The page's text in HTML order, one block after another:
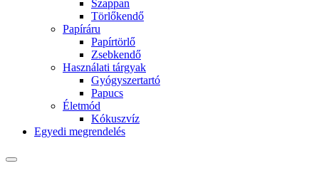
Szappan
Törlőkendő
Papíráru
Papírtörlő
Zsebkendő
Használati tárgyak
Gyógyszertartó
Papucs
Életmód
Kókuszvíz
Egyedi megrendelés